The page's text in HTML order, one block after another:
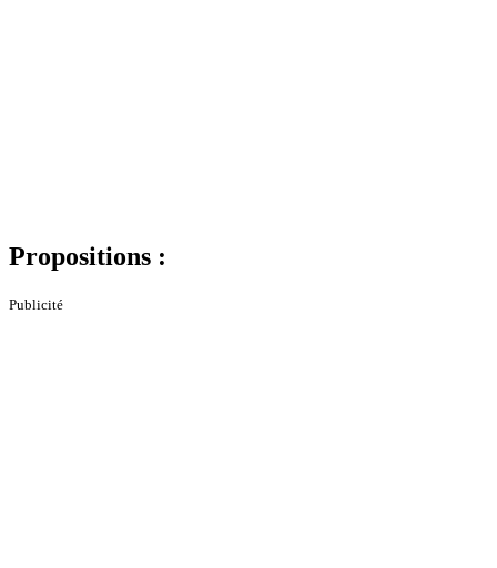
Propositions :
Publicité